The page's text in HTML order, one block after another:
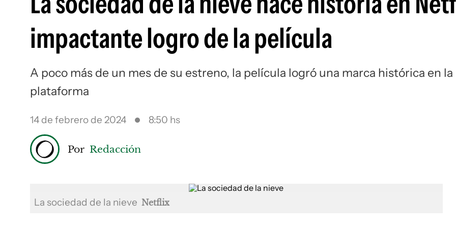
impactante logro de la película
A poco más de un mes de su estreno, la película logró una marca histórica en la
plataforma
14 de febrero de 2024 8:50 hs
Por Redacción
La sociedad de la nieve Netflix